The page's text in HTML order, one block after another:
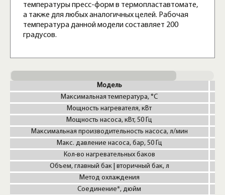
температуры пресс-форм в термопластавтомате,
а также для любых аналогичных целей. Рабочая
температура данной модели составляет 200
градусов.
Модель
Максимальная температура, °C
Мощность нагревателя, кВт
Мощность насоса, кВт, 50 Гц
Максимальная производительность насоса, л/мин
Макс. давление насоса, бар, 50 Гц
Кол-во нагревательных баков
Объем, главный бак | вторичный бак, л
Метод охлаждения
Соединение*, дюйм